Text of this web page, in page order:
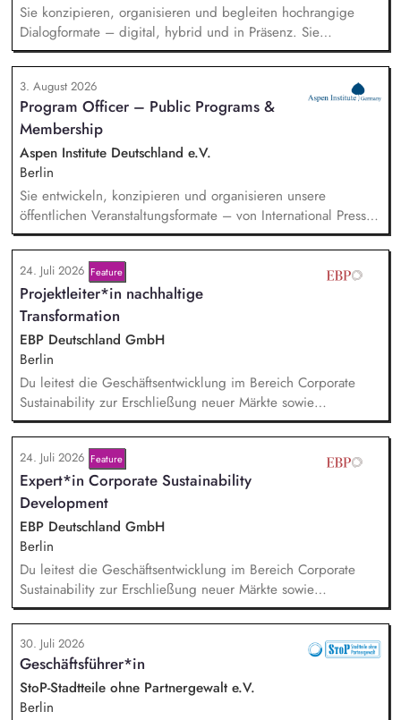
Sie konzipieren, organisieren und begleiten hochrangige
Dialogformate – digital, hybrid und in Präsenz. Sie
identifizieren aktuelle Entwicklungen in den Bereichen
Handel, Technologie, Geopolitik und wirtschaftliche
Sicherheit und bereiten diese für Veranstaltungen,
Hintergrundgespräche, Publikationen und politische
Diskussionen auf. Sie identifizieren und gewinnen
Referent*innen sowie Diskussionspartner aus Politik,
Wirtschaft, Wissenschaft und Zivilgesellschaft.
3. August 2026
Program Officer – Public Programs &
Membership
Aspen Institute Deutschland e.V.
Berlin
Sie entwickeln, konzipieren und organisieren unsere
öffentlichen Veranstaltungsformate – von International Press
Roundtables, Deep Dive Discussions und Aspen Fireside
Chats bis hin zu besonderen Formaten wie der Aspen
Summer Party, der Aspen Gala und neuen
Veranstaltungsformaten. Sie identifizieren aktuelle politische
Themen und gewinnen hochrangige Referentinnen sowie
Diskussionspartnerinnen aus Politik, Wirtschaft, Wissenschaft,
Medien und Zivilgesellschaft.
24. Juli 2026 Feature
Projektleiter*in nachhaltige
Transformation
EBP Deutschland GmbH
Berlin
Du leitest die Geschäftsentwicklung im Bereich Corporate
Sustainability zur Erschließung neuer Märkte sowie
Entwicklung von Geschäftsmodellen. Dabei arbeitest du eng
mit einem bestehenden Team zusammen und entwickelst
dieses gemeinsam mit erfahrenen Projektleiter*innen weiter.
Zu Deinen Aufgaben gehören vor allem:
Strategieentwicklung: Entwurf und Umsetzung von
Wachstumsstrategie und Geschäftsmodellen, Trendanalysen:
Frühzeitige Identifikation von Branchen- und
Regulatoriktrends, Partnermanagement: Aufbau von
strategischen Partnerschaften, Kooperationen und
Netzwerken, Akquisition von Aufträgen, Neukunden und
Projekten.
24. Juli 2026 Feature
Expert*in Corporate Sustainability
Development
EBP Deutschland GmbH
Berlin
Du leitest die Geschäftsentwicklung im Bereich Corporate
Sustainability zur Erschließung neuer Märkte sowie
Entwicklung von Geschäftsmodellen. Dabei arbeitest du eng
mit einem bestehenden Team zusammen und entwickelst
dieses gemeinsam mit erfahrenen Projektleiter*innen weiter.
Zu Deinen Aufgaben gehören vor allem:
Strategieentwicklung, Trendanalysen, Partnermanagement
sowie Akquisition von Aufträgen, Neukunden und Projekten.
30. Juli 2026
Geschäftsführer*in
StoP-Stadtteile ohne Partnergewalt e.V.
Berlin